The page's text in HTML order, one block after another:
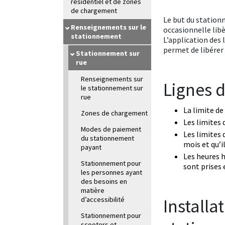
de chargement
Renseignements sur le
stationnement
Stationnement sur
rue
Renseignements sur
le stationnement sur
rue
Zones de chargement
Modes de paiement
du stationnement
payant
Stationnement pour
les personnes ayant
des besoins en
matière
d’accessibilité
Stationnement pour
Le but du
occasionnelle
L’application
permet de libérer
Lignes
La limite
Les limites
Les limites
mois et
Les heures
sont prises